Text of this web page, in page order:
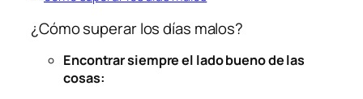
¿Cómo superar los días malos?
Encontrar siempre el lado bueno de las
cosas: